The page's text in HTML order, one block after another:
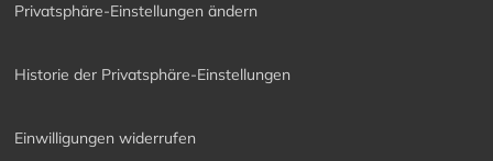
Privatsphäre-Einstellungen ändern
Historie der Privatsphäre-Einstellungen
Einwilligungen widerrufen